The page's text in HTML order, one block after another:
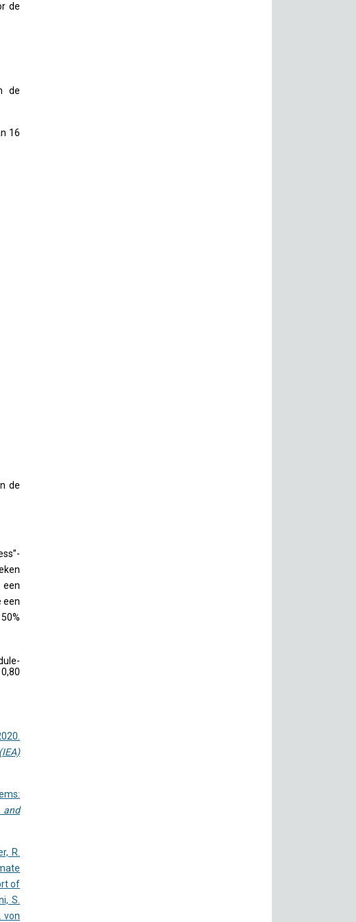
de
de
16
de
een
and
R.
of
S.
von